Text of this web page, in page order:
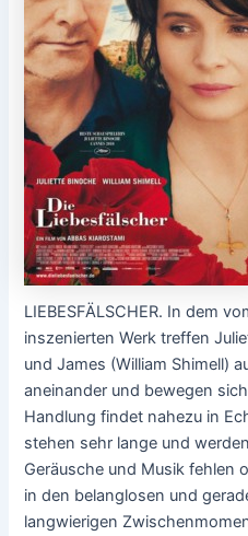
LIEBESFÄLSCHER. In dem
inszenierten Werk treffen
und James (William Shimell)
aneinander und bewegen
Handlung findet nahezu in
stehen sehr lange und
Geräusche und Musik fehlen
in den belanglosen und
langwierigen